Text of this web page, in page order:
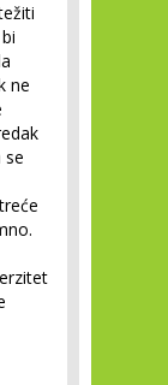
ne
se